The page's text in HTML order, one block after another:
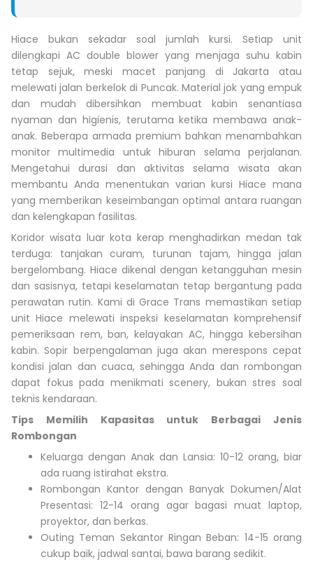
Hiace bukan sekadar soal jumlah kursi. Setiap unit
dilengkapi AC double blower yang menjaga suhu kabin
tetap sejuk, meski macet panjang di Jakarta atau
melewati jalan berkelok di Puncak. Material jok yang empuk
dan mudah dibersihkan membuat kabin senantiasa
nyaman dan higienis, terutama ketika membawa anak-
anak. Beberapa armada premium bahkan menambahkan
monitor multimedia untuk hiburan selama perjalanan.
Mengetahui durasi dan aktivitas selama wisata akan
membantu Anda menentukan varian kursi Hiace mana
yang memberikan keseimbangan optimal antara ruangan
dan kelengkapan fasilitas.
Koridor wisata luar kota kerap menghadirkan medan tak
terduga: tanjakan curam, turunan tajam, hingga jalan
bergelombang. Hiace dikenal dengan ketangguhan mesin
dan sasisnya, tetapi keselamatan tetap bergantung pada
perawatan rutin. Kami di Grace Trans memastikan setiap
unit Hiace melewati inspeksi keselamatan komprehensif
pemeriksaan rem, ban, kelayakan AC, hingga kebersihan
kabin. Sopir berpengalaman juga akan merespons cepat
kondisi jalan dan cuaca, sehingga Anda dan rombongan
dapat fokus pada menikmati scenery, bukan stres soal
teknis kendaraan.
Tips Memilih Kapasitas untuk Berbagai Jenis
Rombongan
Keluarga dengan Anak dan Lansia: 10-12 orang, biar
ada ruang istirahat ekstra.
Rombongan Kantor dengan Banyak Dokumen/Alat
Presentasi: 12-14 orang agar bagasi muat laptop,
proyektor, dan berkas.
Outing Teman Sekantor Ringan Beban: 14-15 orang
cukup baik, jadwal santai, bawa barang sedikit.